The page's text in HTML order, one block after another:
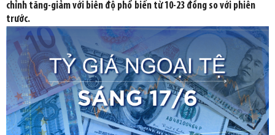
chỉnh tăng-giảm với biên độ phổ biến từ 10-23 đồng so với phiên
trước.